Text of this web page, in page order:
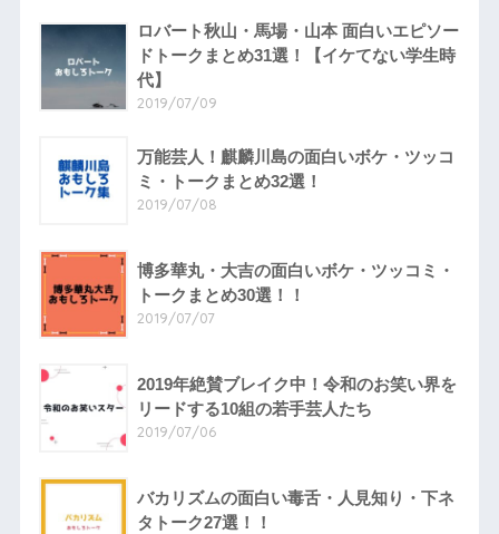
ロバート秋山・馬場・山本 面白いエピソー
ドトークまとめ31選！【イケてない学生時
代】
2019/07/09
万能芸人！麒麟川島の面白いボケ・ツッコ
ミ・トークまとめ32選！
2019/07/08
博多華丸・大吉の面白いボケ・ツッコミ・
トークまとめ30選！！
2019/07/07
2019年絶賛ブレイク中！令和のお笑い界を
リードする10組の若手芸人たち
2019/07/06
バカリズムの面白い毒舌・人見知り・下ネ
タトーク27選！！